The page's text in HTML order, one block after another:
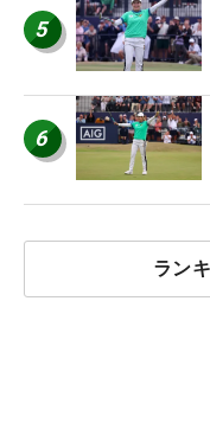
5
6
ラン